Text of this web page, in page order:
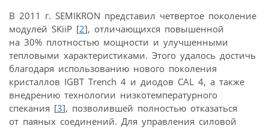
В 2011 г. SEMIKRON представил четвертое поколение
модулей SKiiP [2], отличающихся повышенной
на 30% плотностью мощности и улучшенными
тепловыми характеристиками. Этого удалось достичь
благодаря использованию нового поколения
кристаллов IGBT Trench 4 и диодов CAL 4, а также
внедрению технологии низкотемпературного
спекания [3], позволившей полностью отказаться
от паяных соединений. Для управления силовой